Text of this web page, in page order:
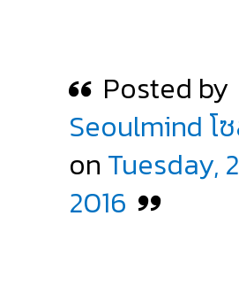
Posted by
Seoulmind โ
on Tuesday,
2016